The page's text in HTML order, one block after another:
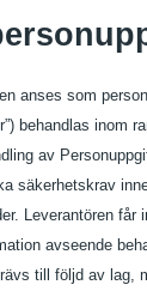
anses som
behandlas inom
av
säkerhetskrav
Leverantören
avseende
till följd av lag,